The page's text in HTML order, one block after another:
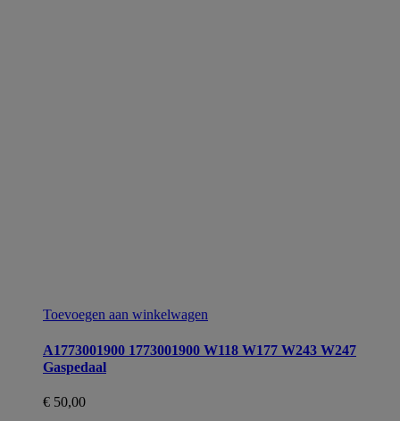
Toevoegen aan winkelwagen
A1773001900 1773001900 W118 W177 W243 W247
Gaspedaal
€ 50,00